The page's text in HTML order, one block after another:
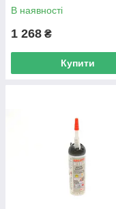
В наявності
1 268 ₴
Купити